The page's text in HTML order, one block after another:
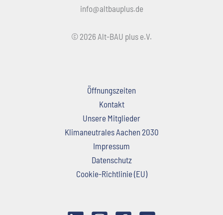
info@altbauplus.de
© 2026 Alt-BAU plus e.V.
Öffnungszeiten
Kontakt
Unsere Mitglieder
Klimaneutrales Aachen 2030
Impressum
Datenschutz
Cookie-Richtlinie (EU)